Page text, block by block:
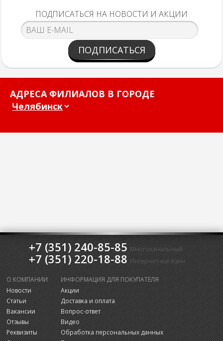
ПОДПИСАТЬСЯ НА НОВОСТИ И АКЦИИ
ПОДПИСАТЬСЯ
АДРЕСА ФИЛИАЛОВ В ГОРОДЕ
+7 (351) 240-85-85 Многоканальный
+7 (351) 220-18-88 Интернет-магазин
О КОМПАНИИ
Новости
Статьи
Вакансии
Отзывы
Реквизиты
ИНФОРМАЦИЯ ДЛЯ ПОКУПАТЕЛЯ
Акции
Доставка и оплата
Вопрос-ответ
Видео
Обработка персональных данных